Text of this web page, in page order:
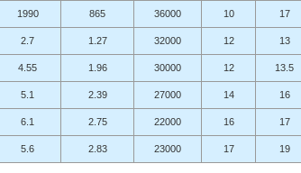
1990 865 36000 10 17
2.7 1.27 32000 12 13
4.55 1.96 30000 12 13.5
5.1 2.39 27000 14 16
6.1 2.75 22000 16 17
5.6 2.83 23000 17 19